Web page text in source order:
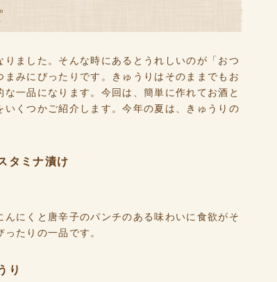
ました。そんな時にあるとうれしいのが「おつ
みにぴったりです。きゅうりはそのままでもお
一品になります。今回は、簡単に作れてお酒と
くつかご紹介します。今年の夏は、きゅうりの
タミナ漬け
にくと唐辛子のパンチのある味わいに食欲がそ
たりの一品です。
り